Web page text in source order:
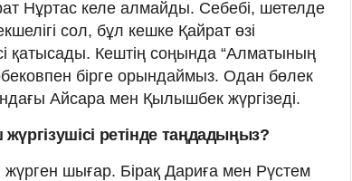
Нұртас келе алмайды. Себебі, шетелде
сол, бұл кешке Қайрат өзі
қатысады. Кештің соңында “Алматының
бірге орындаймыз. Одан бөлек
Айсара мен Қылышбек жүргізеді.
жүргізушісі ретінде таңдадыңыз?
шығар. Бірақ Дариға мен Рүстем